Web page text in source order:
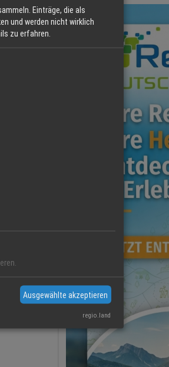
Einträge, die als
und werden nicht wirklich
zu erfahren.
Ausgewählte akzeptieren
regio.land